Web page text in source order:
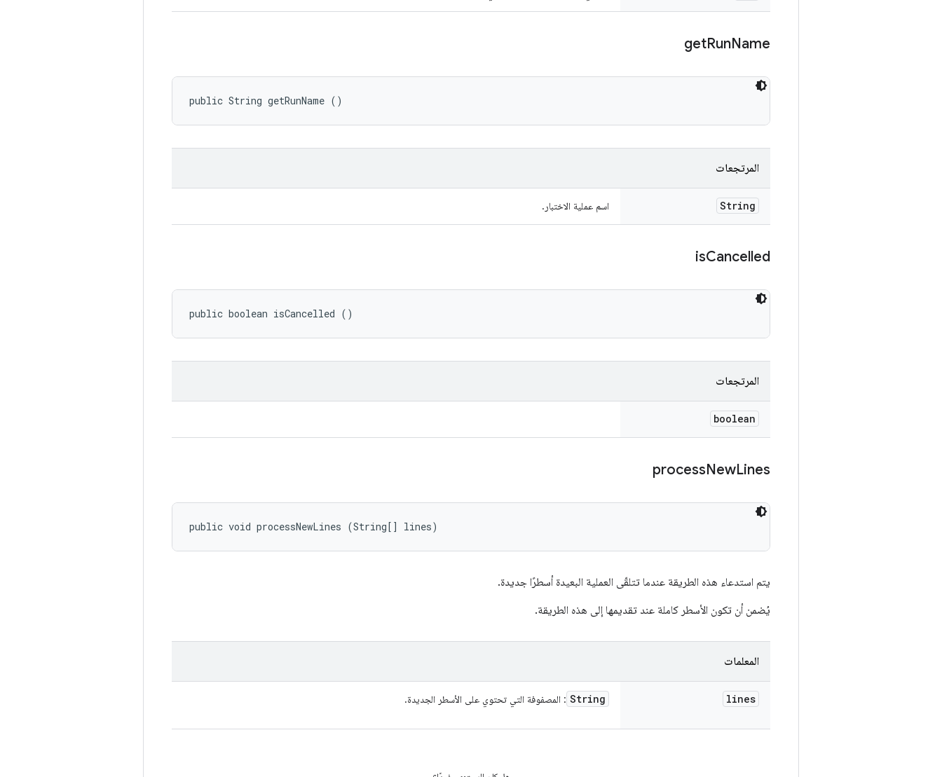
getRunName
public String getRunName ()
المرتجعات
String اسم عملية الاختبار.
isCancelled
public boolean isCancelled ()
المرتجعات
boolean
processNewLines
public void processNewLines (String[] lines)
يتم استدعاء هذه الطريقة عندما تتلقّى العملية البعيدة أسطرًا جديدة.
يُضمن أن تكون الأسطر كاملة عند تقديمها إلى هذه الطريقة.
المعلمات
lines
String : المصفوفة التي تحتوي على الأسطر الجديدة.